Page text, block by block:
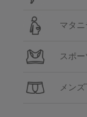
マタ
スポ
メン